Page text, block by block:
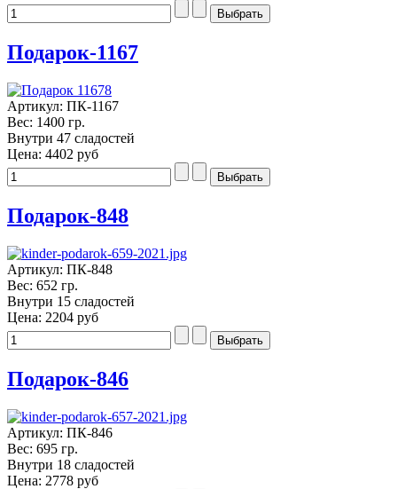
Подарок-1167
Артикул: ПК-1167
Вес: 1400 гр.
Внутри 47 сладостей
Цена: 4402 руб
Подарок-848
Артикул: ПК-848
Вес: 652 гр.
Внутри 15 сладостей
Цена: 2204 руб
Подарок-846
Артикул: ПК-846
Вес: 695 гр.
Внутри 18 сладостей
Цена: 2778 руб